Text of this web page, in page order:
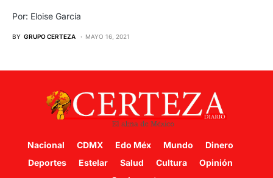
Por: Eloise García
BY GRUPO CERTEZA MAYO 16, 2021
Nacional CDMX Edo Méx Mundo
Dinero
Deportes
Estelar Salud Cultura
Opinión